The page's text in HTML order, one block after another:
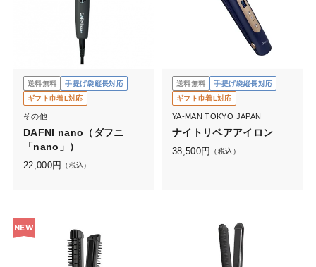
送料無料
手提げ袋縦長対応
ギフト巾着L対応
その他
DAFNI nano（ダフニ
「nano」）
22,000円 （税込）
送料無料
手提げ袋縦長対応
ギフト巾着L対応
YA-MAN TOKYO JAPAN
ナイトリペアアイロン
38,500円 （税込）
NEW